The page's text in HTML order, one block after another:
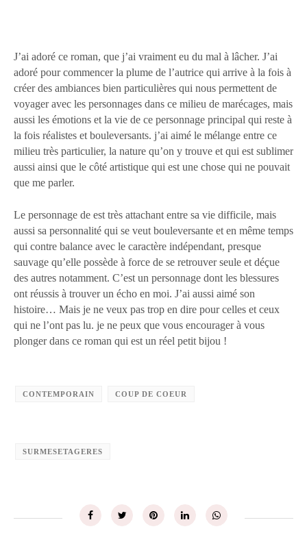
J’ai adoré ce roman, que j’ai vraiment eu du mal à lâcher. J’ai
adoré pour commencer la plume de l’autrice qui arrive à la fois à
créer des ambiances bien particulières qui nous permettent de
voyager avec les personnages dans ce milieu de marécages, mais
aussi les émotions et la vie de ce personnage principal qui reste à
la fois réalistes et bouleversants. j’ai aimé le mélange entre ce
milieu très particulier, la nature qu’on y trouve et qui est sublimer
aussi ainsi que le côté artistique qui est une chose qui ne pouvait
que me parler.
Le personnage de est très attachant entre sa vie difficile, mais
aussi sa personnalité qui se veut bouleversante et en même temps
qui contre balance avec le caractère indépendant, presque
sauvage qu’elle possède à force de se retrouver seule et déçue
des autres notamment. C’est un personnage dont les blessures
ont réussis à trouver un écho en moi. J’ai aussi aimé son
histoire… Mais je ne veux pas trop en dire pour celles et ceux
qui ne l’ont pas lu. je ne peux que vous encourager à vous
plonger dans ce roman qui est un réel petit bijou !
CONTEMPORAIN COUP DE COEUR
SURMESETAGERES